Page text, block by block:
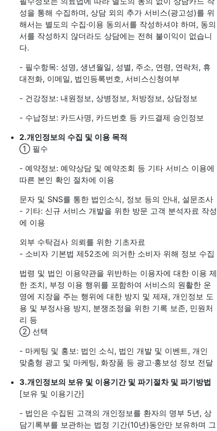
성을 통해 수집하며, 상담 외의 추가 서비스(광고성)를 위
해서는 별도의 수집·이용 동의서를 작성하셔야 하며, 동의
서를 작성하지 않더라도 상담에는 전혀 불이익이 없습니
다.
- 필수항목: 성명, 생년월일, 성별, 주소, 연령, 연락처, 휴
대전화, 이메일, 법인등록번호, 서비스신청여부
- 건강정보: 내원정보, 상병정보, 처방정보, 상담정보
- 수납정보: 카드사명, 카드번호 등 카드결제 승인정보
2.개인정보의 수집 및 이용 목적
① 필수
- 예약정보: 예약상담 및 예약조회 등 기타 서비스 이용에
따른 본인 확인 절차에 이용
문자 및 SNS를 통한 법인소식, 정보 등의 안내, 설문조사
- 기타: 신규 서비스 개발을 위한 방문 고객 분석자료 작성
에 이용
외부 수탁검사 의뢰를 위한 기초자료
- 소비자 기본법 제52조에 의거한 소비자 위해 정보 수집
법령 및 법인 이용약관을 위반하는 이용자에 대한 이용 제
한 조치, 부정 이용 행위를 포함하여 서비스의 원활한 운
영에 지장을 주는 행위에 대한 방지 및 제재, 개인정보 도
용 및 부정사용 방지, 분쟁조정을 위한 기록 보존, 민원처
리 등
② 선택
- 마케팅 및 홍보: 법인 소식, 법인 개발 및 이벤트, 개인
맞춤형 광고 및 마케팅, 화장품 등 광고·홍보성 정보 전달
3.개인정보의 보유 및 이용기간 및 파기절차 및 파기방법
[보유 및 이용기간]
- 법인은 수집된 고객의 개인정보를 환자의 명부 5년, 상
담기록부를 보관하는 법정 기간(10년)동안만 보유하며 그